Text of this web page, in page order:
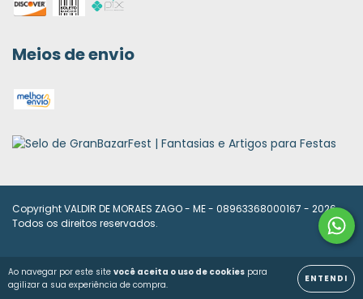
Ao navegar por este site você aceita o uso de cookies para
agilizar a sua experiência de compra.
ENTENDI
Meios de envio
Copyright VALDIR DE MORAES ZAGO - ME - 08963368000167 - 2026.
Todos os direitos reservados.